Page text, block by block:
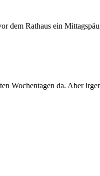
dem Rathaus ein
Wochentagen da. Aber